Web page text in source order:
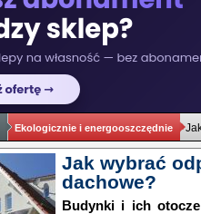
Ekologicznie i energooszczędnie
Jak wybrać
dachowe?
Budynki i ich